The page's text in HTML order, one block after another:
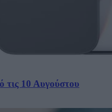
τις 10 Αυγούστου